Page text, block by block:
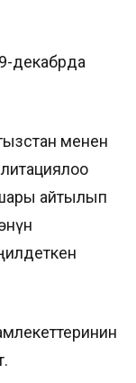
декабрда
менен
айтылып